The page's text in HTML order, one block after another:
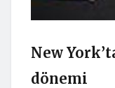
New
dönemi